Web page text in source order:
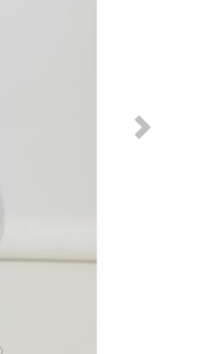
Next